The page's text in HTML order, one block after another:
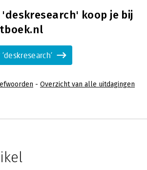
'deskresearch' koop je bij
- Overzicht van alle uitdagingen